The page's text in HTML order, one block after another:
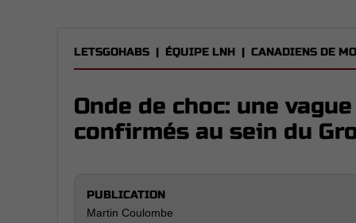
LETSGOHABS | ÉQUIPE LNH | CANADIENS DE
Onde de choc: une
confirmés au sein du
PUBLICATION
Martin Coulombe